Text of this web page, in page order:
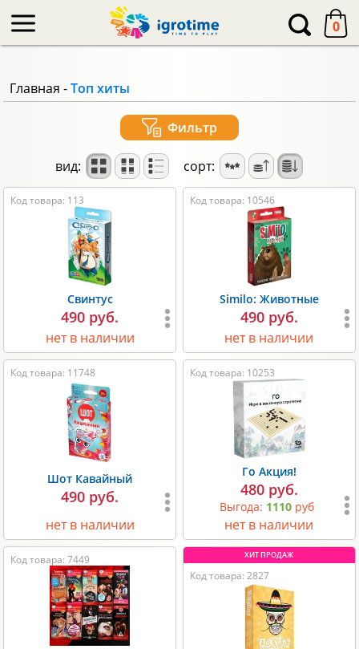
0
Главная - Топ хиты
Фильтр
вид: сорт:
Код товара: 113
Свинтус
490 руб.
нет в наличии
Код товара: 10546
Similo: Животные
490 руб.
нет в наличии
Код товара: 11748
Шот Кавайный
490 руб.
нет в наличии
Код товара: 10253
Го Акция!
480 руб.
Выгода: 1110руб
нет в наличии
Код товара: 7449
Код товара: 2827